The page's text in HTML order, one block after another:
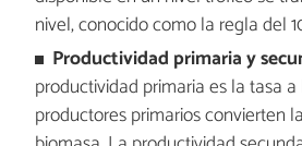
nivel, conocido como la regla del
Productividad primaria y
productividad primaria es la tasa
productores primarios convierten